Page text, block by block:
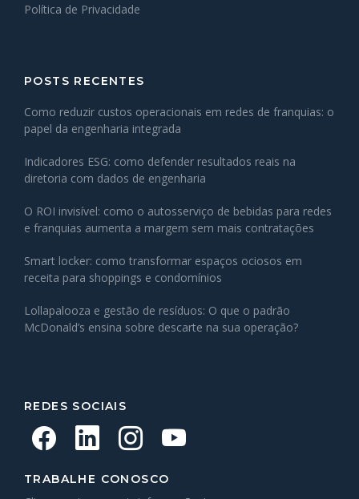
Política de Privacidade
POSTS RECENTES
Como reduzir custos operacionais em redes de franquias: o
papel da engenharia integrada
Indicadores ESG: como defender resultados reais na
diretoria com dados de engenharia
O ROI invisível: como o autosserviço de bebidas para redes
e franquias aumenta a margem sem mais contratações
Smart locker: como transformar espaços ociosos em
receita para shoppings e condomínios
Lollapalooza e gestão de resíduos: O que o padrão
McDonald’s ensina sobre descarte na sua operação?
REDES SOCIAIS
TRABALHE CONOSCO